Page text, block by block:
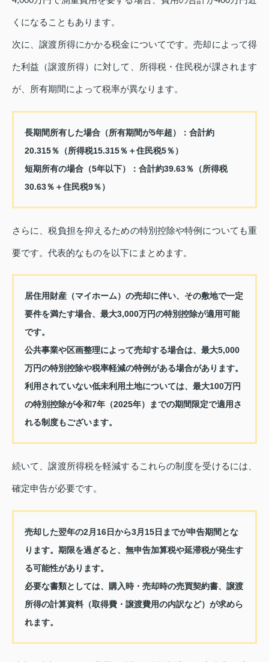
くになることもあります。
次に、譲渡所得にかかる税金についてです。売却によって得
た利益（譲渡所得）に対して、所得税・住民税が課されます
が、所有期間によって税率が異なります。
長期間所有した場合（所有期間が5年超）：合計約
20.315％（所得税15.315％＋住民税5％）
短期所有の場合（5年以下）：合計約39.63％（所得税
30.63％＋住民税9％）
さらに、税負担を抑えるための特別控除や特例についても重
要です。代表的なものを以下にまとめます。
居住用財産（マイホーム）の売却に伴い、その敷地で一定
要件を満たす場合、最大3,000万円の特別控除が適用可能
です。
公共事業や区画整理によって売却する場合は、最大5,000
万円の特別控除や税率軽減の特例がある場合があります。
利用されていない低未利用土地については、最大100万円
の特別控除が令和7年（2025年）までの期間限定で適用さ
れる制度もございます。
続いて、譲渡所得税を軽減するこれらの制度を受けるには、
確定申告が必要です。
売却した翌年の2月16日から3月15日までが申告期間とな
ります。期限を過ぎると、無申告加算税や延滞税が発生す
る可能性があります。
必要な書類としては、購入時・売却時の売買契約書、譲渡
所得の計算資料（取得費・譲渡費用の内訳など）が求めら
れます。